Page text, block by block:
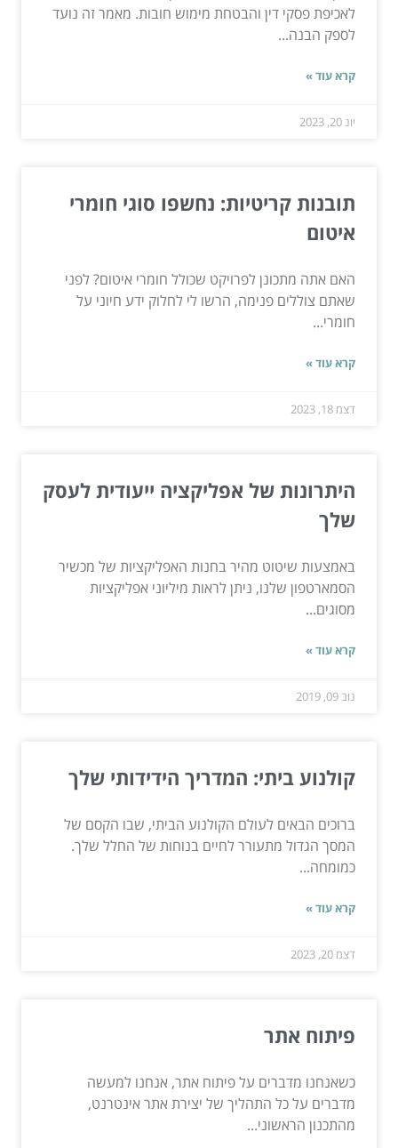
לאכיפת פסקי דין והבטחת מימוש חובות. מאמר זה נועד
לספק הבנה...
קרא עוד »
יונ 20, 2023
תובנות קריטיות: נחשפו סוגי חומרי
איטום
האם אתה מתכונן לפרויקט שכולל חומרי איטום? לפני
שאתם צוללים פנימה, הרשו לי לחלוק ידע חיוני על
חומרי...
קרא עוד »
דצמ 18, 2023
היתרונות של אפליקציה ייעודית לעסק
שלך
באמצעות שיטוט מהיר בחנות האפליקציות של מכשיר
הסמארטפון שלנו, ניתן לראות מיליוני אפליקציות
מסוגים...
קרא עוד »
נוב 09, 2019
קולנוע ביתי: המדריך הידידותי שלך
ברוכים הבאים לעולם הקולנוע הביתי, שבו הקסם של
המסך הגדול מתעורר לחיים בנוחות של החלל שלך.
כמומחה...
קרא עוד »
דצמ 20, 2023
פיתוח אתר
כשאנחנו מדברים על פיתוח אתר, אנחנו למעשה
מדברים על כל התהליך של יצירת אתר אינטרנט,
מהתכנון הראשוני...